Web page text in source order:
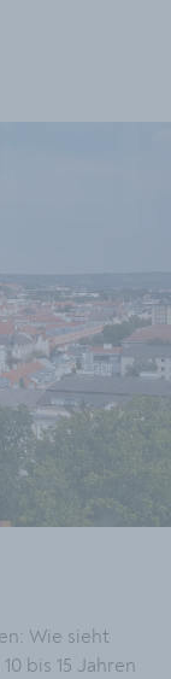
Wie sieht
bis 15 Jahren